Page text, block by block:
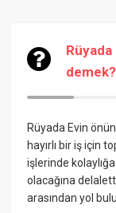
demek?
Rüyada Evin
hayırlı bir iş için
işlerinde
olacağına
arasından yol